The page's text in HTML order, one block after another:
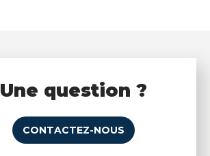
Une question ?
CONTACTEZ-NOUS